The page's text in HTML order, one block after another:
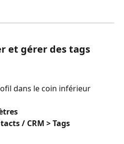
et gérer des tags
dans le coin inférieur
/ CRM > Tags